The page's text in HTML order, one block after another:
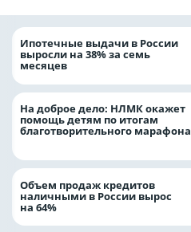
Ипотечные выдачи в России
выросли на 38% за семь
месяцев
На доброе дело: НЛМК окажет
помощь детям по итогам
благотворительного марафона
Объем продаж кредитов
наличными в России вырос
на 64%